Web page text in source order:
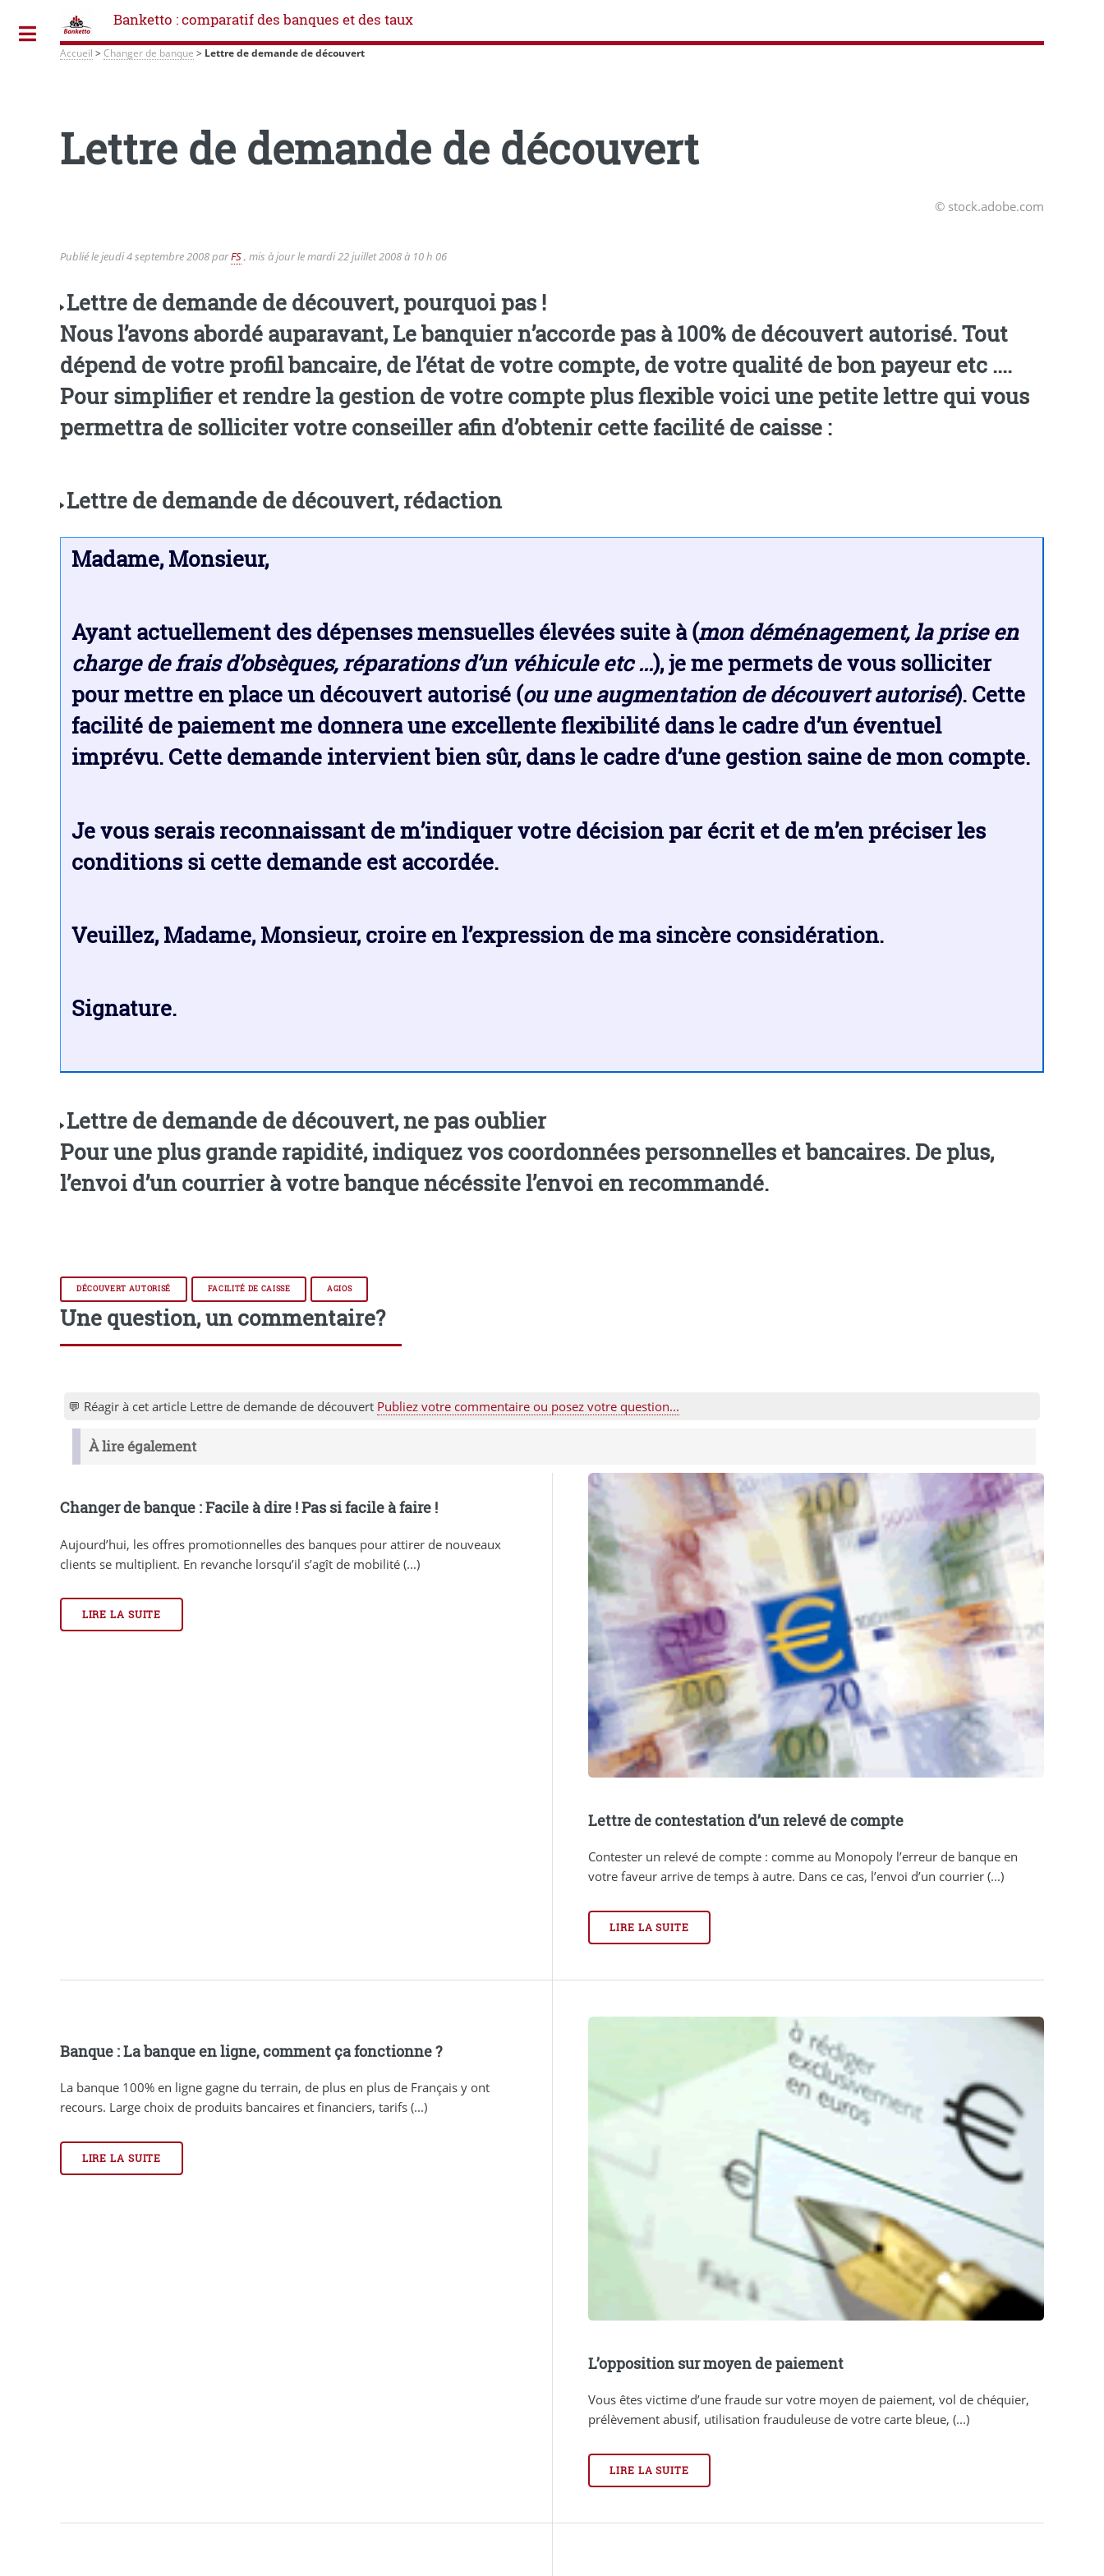
Banketto : comparatif des banques et des taux
Accueil >Changer de banque > Lettre de demande de découvert
Lettre de demande de découvert
© stock.adobe.com
Publié lejeudi 4 septembre 2008parFS, mis à jour lemardi 22 juillet 2008 à 10 h 06
Lettre de demande de découvert, pourquoi pas !
Nous l’avons abordé auparavant, Le banquier n’accorde pas à 100% de découvert autorisé. Tout
dépend de votre profil bancaire, de l’état de votre compte, de votre qualité de bon payeur etc ....
Pour simplifier et rendre la gestion de votre compte plus flexible voici une petite lettre qui vous
permettra de solliciter votre conseiller afin d’obtenir cette facilité de caisse :
Lettre de demande de découvert, rédaction
Madame, Monsieur,
Ayant actuellement des dépenses mensuelles élevées suite à (mon déménagement, la prise en
charge de frais d’obsèques, réparations d’un véhicule etc ...), je me permets de vous solliciter
pour mettre en place un découvert autorisé (ou une augmentation de découvert autorisé). Cette
facilité de paiement me donnera une excellente flexibilité dans le cadre d’un éventuel
imprévu. Cette demande intervient bien sûr, dans le cadre d’une gestion saine de mon compte.
Je vous serais reconnaissant de m’indiquer votre décision par écrit et de m’en préciser les
conditions si cette demande est accordée.
Veuillez, Madame, Monsieur, croire en l’expression de ma sincère considération.
Signature.
Lettre de demande de découvert, ne pas oublier
Pour une plus grande rapidité, indiquez vos coordonnées personnelles et bancaires. De plus,
l’envoi d’un courrier à votre banque nécéssite l’envoi en recommandé.
DÉCOUVERT AUTORISÉ FACILITÉ DE CAISSE AGIOS
Une question, un commentaire?
💬 Réagir à cet article Lettre de demande de découvert Publiez votre commentaire ou posez votre question...
À lire également
Changer de banque : Facile à dire ! Pas si facile à faire !
Aujourd’hui, les offres promotionnelles des banques pour attirer de nouveaux
clients se multiplient. En revanche lorsqu’il s’agît de mobilité (...)
LIRE LA SUITE
Lettre de contestation d’un relevé de compte
Contester un relevé de compte : comme au Monopoly l’erreur de banque en
votre faveur arrive de temps à autre. Dans ce cas, l’envoi d’un courrier (...)
LIRE LA SUITE
Banque : La banque en ligne, comment ça fonctionne ?
La banque 100% en ligne gagne du terrain, de plus en plus de Français y ont
recours. Large choix de produits bancaires et financiers, tarifs (...)
LIRE LA SUITE
L’opposition sur moyen de paiement
Vous êtes victime d’une fraude sur votre moyen de paiement, vol de chéquier,
prélèvement abusif, utilisation frauduleuse de votre carte bleue, (...)
LIRE LA SUITE
Toggle